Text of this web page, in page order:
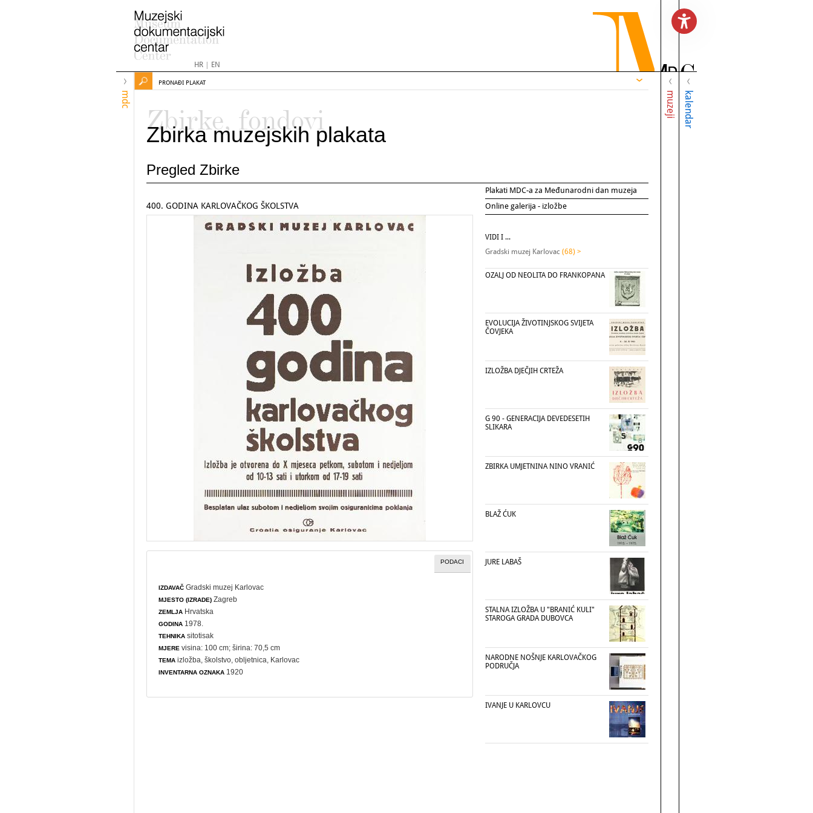
HR| EN
mdc muzeji kalendar
PRONAĐI PLAKAT
Zbirke, fondovi
Zbirka muzejskih plakata
Pregled Zbirke
Plakati MDC-a za Međunarodni dan muzeja
Online galerija - izložbe
400. GODINA KARLOVAČKOG ŠKOLSTVA
PODACI
IZDAVAČ Gradski muzej Karlovac
MJESTO (IZRADE) Zagreb
ZEMLJA Hrvatska
GODINA 1978.
TEHNIKA sitotisak
MJERE visina: 100 cm; širina: 70,5 cm
TEMA izložba ,školstvo ,obljetnica , Karlovac
INVENTARNA OZNAKA 1920
VIDI I ...
Gradski muzej Karlovac (68) >
OZALJ OD NEOLITA DO FRANKOPANA
EVOLUCIJA ŽIVOTINJSKOG SVIJETA
ČOVJEKA
IZLOŽBA DJEČJIH CRTEŽA
G 90 - GENERACIJA DEVEDESETIH
SLIKARA
ZBIRKA UMJETNINA NINO VRANIĆ
BLAŽ ĆUK
JURE LABAŠ
STALNA IZLOŽBA U "BRANIĆ KULI"
STAROGA GRADA DUBOVCA
NARODNE NOŠNJE KARLOVAČKOG
PODRUČJA
IVANJE U KARLOVCU